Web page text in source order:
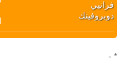
فرانيي
دوبروفينك
* -